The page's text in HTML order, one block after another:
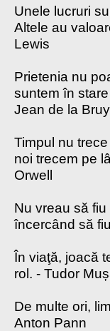
Unele lucruri
Altele au
Lewis
Prietenia nu
suntem în
Jean de la
Timpul nu
noi trecem pe
Orwell
Nu vreau să
încercând să
În viaţă, joacă
rol. - Tudor
De multe ori,
Anton Pann